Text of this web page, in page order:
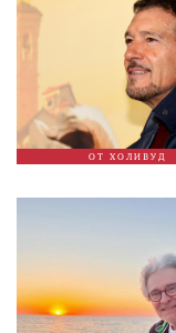
ОТ ХОЛИВУД